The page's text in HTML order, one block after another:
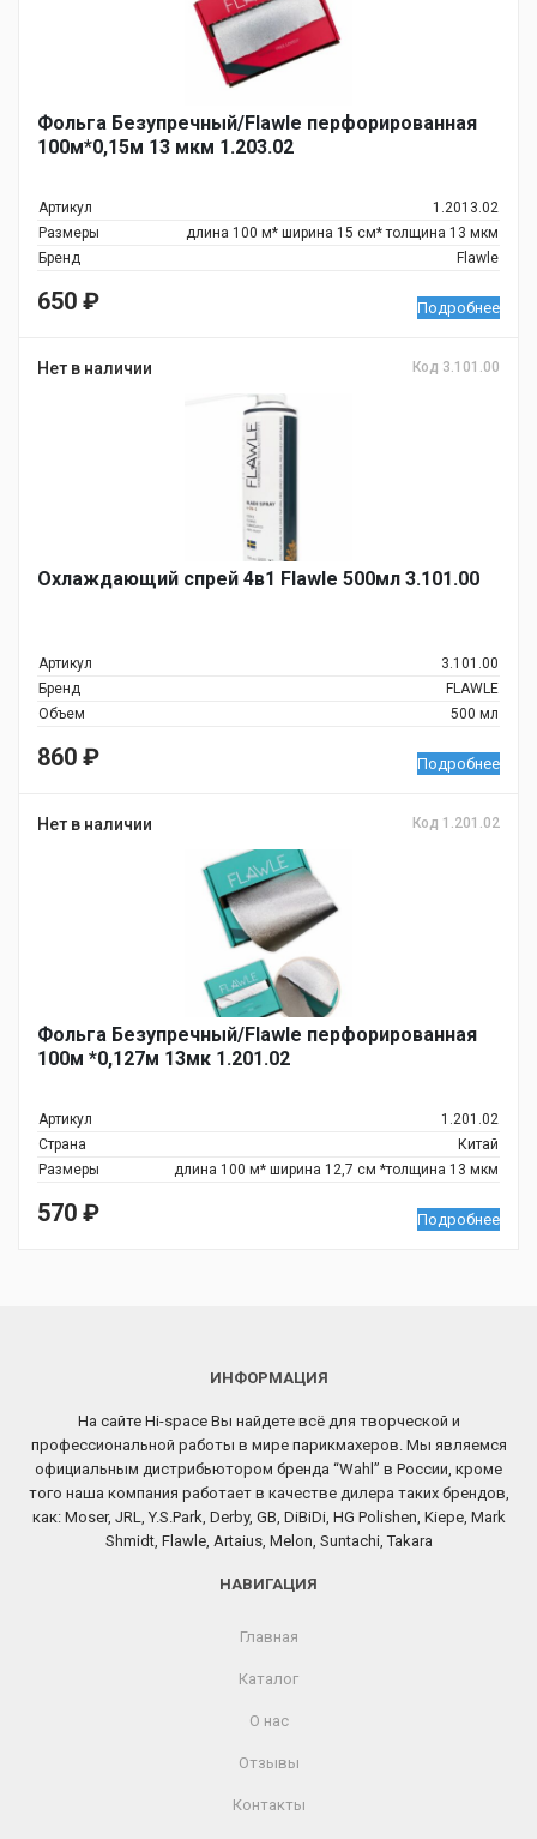
Фольга Безупречный/Flawle перфорированная
100м*0,15м 13 мкм 1.203.02
Артикул
1.2013.02
Размеры
длина 100 м* ширина 15 см* толщина 13 мкм
Бренд
Flawle
650 ₽ Подробнее
Нет в наличии Код 3.101.00
Охлаждающий спрей 4в1 Flawle 500мл 3.101.00
Артикул
3.101.00
Бренд
FLAWLE
Объем
500 мл
860 ₽ Подробнее
Нет в наличии Код 1.201.02
Фольга Безупречный/Flawle перфорированная
100м *0,127м 13мк 1.201.02
Артикул
1.201.02
Страна
Китай
Размеры
длина 100 м* ширина 12,7 см *толщина 13 мкм
570 ₽ Подробнее
ИНФОРМАЦИЯ
На сайте Hi-space Вы найдете всё для творческой и
профессиональной работы в мире парикмахеров. Мы являемся
официальным дистрибьютором бренда “Wahl” в России, кроме
того наша компания работает в качестве дилера таких брендов,
как: Moser, JRL, Y.S.Park, Derby, GB, DiBiDi, HG Polishen, Kiepe, Mark
Shmidt, Flawle, Artaius, Melon, Suntachi, Takara
НАВИГАЦИЯ
Главная
Каталог
О нас
Отзывы
Контакты